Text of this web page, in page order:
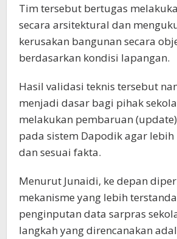
Tim tersebut bertugas
secara arsitektural dan
kerusakan bangunan secara
berdasarkan kondisi lapangan.
Hasil validasi teknis tersebut
menjadi dasar bagi pihak
melakukan pembaruan
pada sistem Dapodik agar
dan sesuai fakta.
Menurut Junaidi, ke depan
mekanisme yang lebih
penginputan data sarpras
langkah yang direncanakan